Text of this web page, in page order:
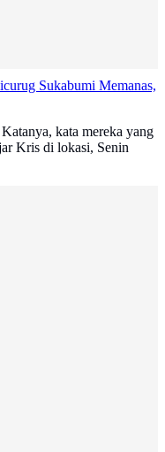
Sukabumi Memanas,
kata mereka yang
Kris di lokasi, Senin